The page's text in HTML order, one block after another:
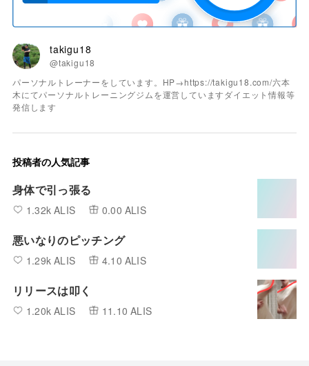
takigu18
@takigu18
パーソナルトレーナーをしています。HP→https://takigu18.com/六本
木にてパーソナルトレーニングジムを運営していますダイエット情報等
発信します
投稿者の人気記事
身体で引っ張る
1.32k ALIS 0.00 ALIS
悪いなりのピッチング
1.29k ALIS 4.10 ALIS
リリースは叩く
1.20k ALIS 11.10 ALIS